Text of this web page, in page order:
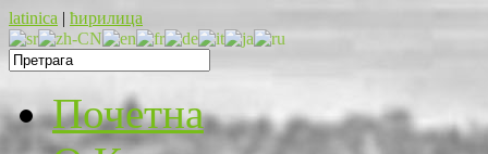
latinica | ћирилица
Почетна